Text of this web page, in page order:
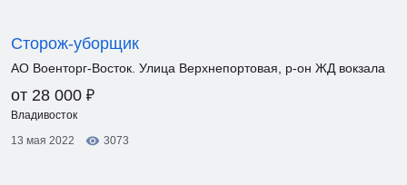
Сторож-уборщик
АО Военторг-Восток. Улица Верхнепортовая, р-он ЖД вокзала
от 28 000 ₽
Владивосток
13 мая 2022
3073